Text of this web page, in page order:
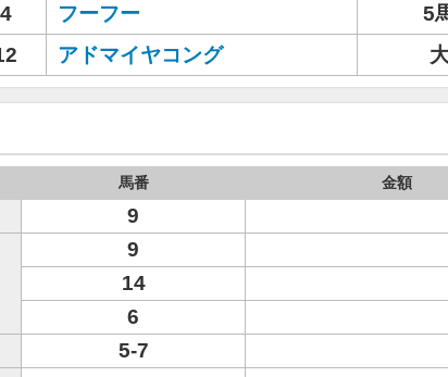
4 フーフー
5
アドマイヤコング
馬番 金額
9
9
14
6
5-7